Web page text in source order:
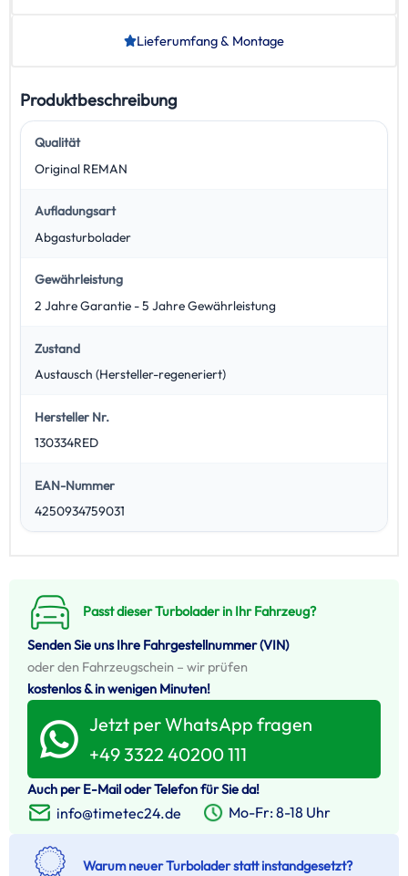
Lieferumfang & Montage
Produktbeschreibung
Qualität
Original REMAN
Aufladungsart
Abgasturbolader
Gewährleistung
2 Jahre Garantie - 5 Jahre Gewährleistung
Zustand
Austausch (Hersteller-regeneriert)
Hersteller Nr.
130334RED
EAN-Nummer
4250934759031
Passt dieser Turbolader in Ihr Fahrzeug?
Senden Sie uns Ihre Fahrgestellnummer (VIN)
oder den Fahrzeugschein – wir prüfen
kostenlos & in wenigen Minuten!
Jetzt per WhatsApp fragen
+49 3322 40200 111
Auch per E-Mail oder Telefon für Sie da!
info@timetec24.de Mo-Fr: 8-18 Uhr
Warum neuer Turbolader statt instandgesetzt?